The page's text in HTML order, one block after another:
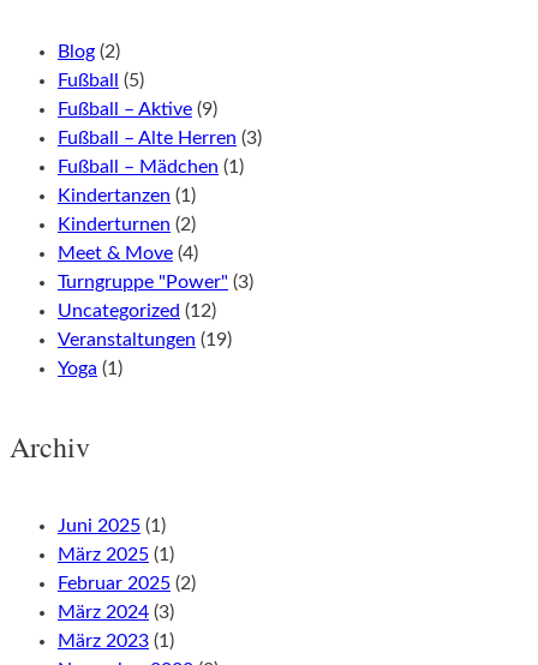
Blog (2)
Fußball
(5)
Fußball – Aktive (9)
Fußball – Alte Herren (3)
Fußball – Mädchen (1)
Kindertanzen (1)
Kinderturnen (2)
Meet & Move (4)
Turngruppe "Power" (3)
Uncategorized (12)
Veranstaltungen (19)
Yoga (1)
Archiv
Juni 2025 (1)
März 2025 (1)
Februar 2025 (2)
März 2024 (3)
März 2023 (1)